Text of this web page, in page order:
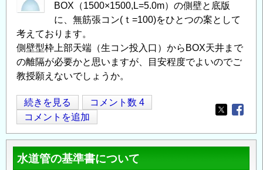
BOX（1500×1500,L=5.0m）の側壁と底版
に、無筋張コン(ｔ=100)をひとつの案として
考えております。
側壁型枠上部天端（生コン投入口）からBOX天井まで
の離隔が必要かと思いますが、目安程度でよいのでご
教授願えないでしょうか。
既
設
BOX
内
部、
続きを見る
コメント数 4
コメントを追加
Opens in
水道管の基準書について